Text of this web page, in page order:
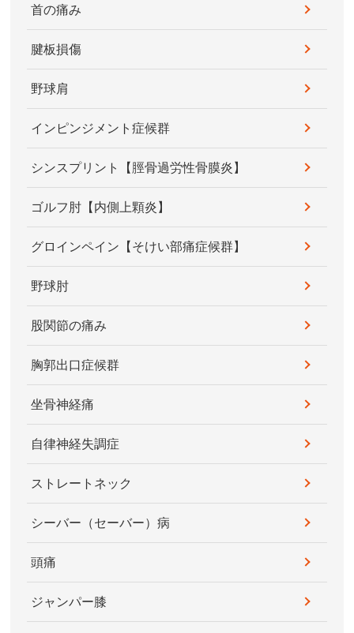
首の痛み
腱板損傷
野球肩
インピンジメント症候群
シンスプリント【脛骨過労性骨膜炎】
ゴルフ肘【内側上顆炎】
グロインペイン【そけい部痛症候群】
野球肘
股関節の痛み
胸郭出口症候群
坐骨神経痛
自律神経失調症
ストレートネック
シーバー（セーバー）病
頭痛
ジャンパー膝